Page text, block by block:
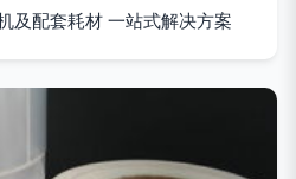
及配套耗材 一站式解决方案